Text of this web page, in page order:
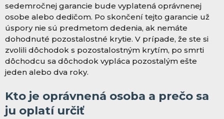
sedemročnej garancie bude vyplatená oprávnenej
osobe alebo dedičom. Po skončení tejto garancie už
úspory nie sú predmetom dedenia, ak nemáte
dohodnuté pozostalostné krytie. V prípade, že ste si
zvolili dôchodok s pozostalostným krytím, po smrti
dôchodcu sa dôchodok vypláca pozostalým ešte
jeden alebo dva roky.
Kto je oprávnená osoba a prečo sa
ju oplatí určiť